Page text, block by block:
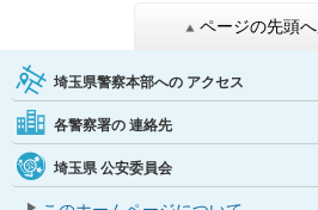
ページの先頭
埼玉県警察本部への アクセス
各警察署の 連絡先
埼玉県 公安委員会